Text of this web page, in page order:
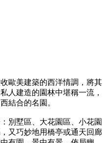
歐美建築的西洋情調，將其
人建造的園林中堪稱一流，
結合的名園。
別墅區、大花園區、小花園
又巧妙地用橋亭或通天回廊